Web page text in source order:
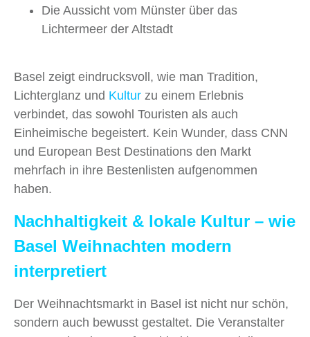
Die Aussicht vom Münster über das
Lichtermeer der Altstadt
Basel zeigt eindrucksvoll, wie man Tradition,
Lichterglanz und Kultur zu einem Erlebnis
verbindet, das sowohl Touristen als auch
Einheimische begeistert. Kein Wunder, dass CNN
und European Best Destinations den Markt
mehrfach in ihre Bestenlisten aufgenommen
haben.
Nachhaltigkeit & lokale Kultur – wie
Basel Weihnachten modern
interpretiert
Der Weihnachtsmarkt in Basel ist nicht nur schön,
sondern auch bewusst gestaltet. Die Veranstalter